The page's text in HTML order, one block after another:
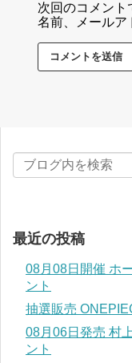
次回のコメント
名前、メールア
最近の投稿
08月08日開催 ホ
ント
抽選販売
08月06日発売 村
ント